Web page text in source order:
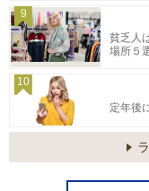
9
貧乏人
場所５
10
定年後